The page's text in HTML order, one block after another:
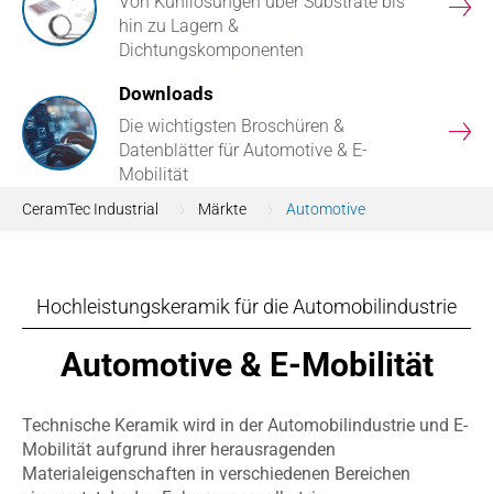
hin zu Lagern &
Dichtungskomponenten
Downloads
Die wichtigsten Broschüren &
Datenblätter für Automotive & E-
Mobilität
CeramTec Industrial Märkte Automotive
Hochleistungskeramik für die Automobilindustrie
Automotive & E-Mobilität
Technische Keramik wird in der Automobilindustrie und E-
Mobilität aufgrund ihrer herausragenden
Materialeigenschaften in verschiedenen Bereichen